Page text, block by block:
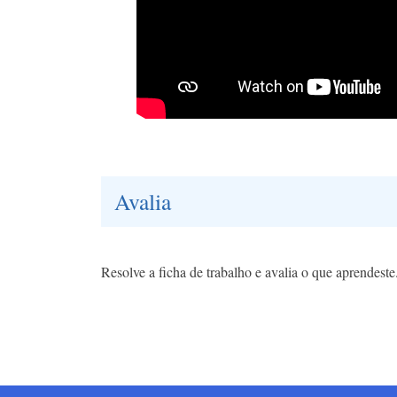
Avalia
Resolve a ficha de trabalho e avalia o que